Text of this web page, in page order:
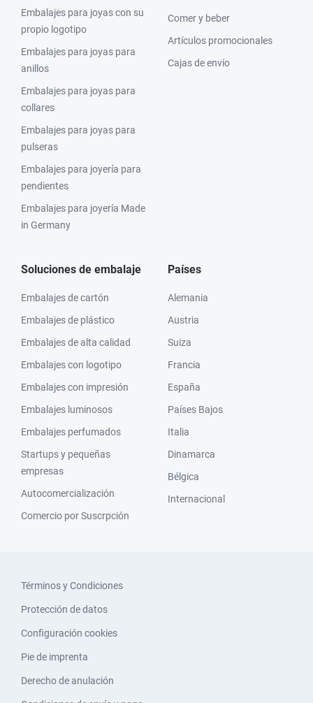
Embalajes para joyas con su
propio logotipo
Embalajes para joyas para
anillos
Embalajes para joyas para
collares
Embalajes para joyas para
pulseras
Embalajes para joyería para
pendientes
Embalajes para joyería Made
in Germany
Comer y beber
Artículos promocionales
Cajas de envío
Soluciones de embalaje
Embalajes de cartón
Embalajes de plástico
Embalajes de alta calidad
Embalajes con logotipo
Embalajes con impresión
Embalajes luminosos
Embalajes perfumados
Startups y pequeñas
empresas
Autocomercialización
Comercio por Suscrpción
Países
Alemania
Austria
Suiza
Francia
España
Países Bajos
Italia
Dinamarca
Bélgica
Internacional
Términos y Condiciones
Protección de datos
Configuración cookies
Pie de imprenta
Derecho de anulación